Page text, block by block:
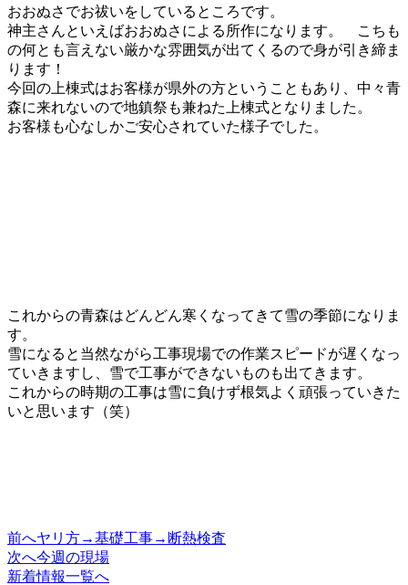
おおぬさでお祓いをしているところです。
神主さんといえばおおぬさによる所作になります。 こちも
の何とも言えない厳かな雰囲気が出てくるので身が引き締ま
ります！
今回の上棟式はお客様が県外の方ということもあり、中々青
森に来れないので地鎮祭も兼ねた上棟式となりました。
お客様も心なしかご安心されていた様子でした。
これからの青森はどんどん寒くなってきて雪の季節になりま
す。
雪になると当然ながら工事現場での作業スピードが遅くなっ
ていきますし、雪で工事ができないものも出てきます。
これからの時期の工事は雪に負けず根気よく頑張っていきた
いと思います（笑）
投
稿
前へヤリ方→基礎工事→断熱検査
次へ今週の現場
新着情報一覧へ